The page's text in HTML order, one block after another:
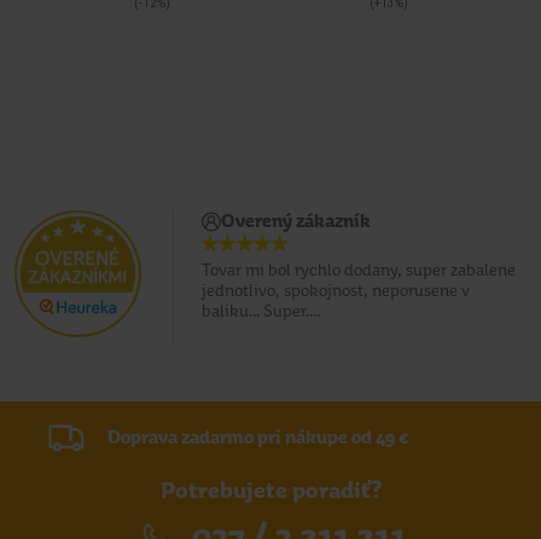
Overený zákazník
Tovar mi bol rychlo dodany, super zabalene
jednotlivo, spokojnost, neporusene v
baliku... Super....
Doprava zadarmo pri nákupe od 49 €
Potrebujete poradiť?